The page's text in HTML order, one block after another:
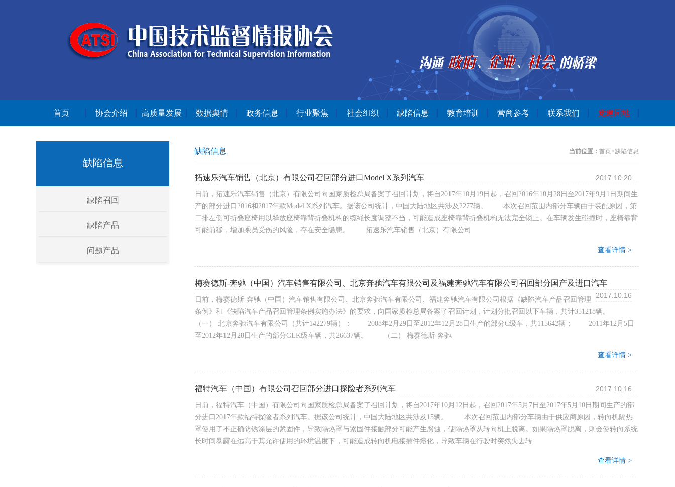
首页 协会介绍 高质量发展 数据舆情 政务信息 行业聚焦 社会组织 缺陷信息 教育培训 营商参考 联系我们 党建园地
缺陷信息
缺陷召回
缺陷产品
问题产品
缺陷信息 当前位置： 首页>缺陷信息
拓速乐汽车销售（北京）有限公司召回部分进口Model X系列汽车 2017.10.20
日前，拓速乐汽车销售（北京）有限公司向国家质检总局备案了召回计划，将自2017年10月19日起，召回2016年10月28日至2017年9月1日期间生
产的部分进口2016和2017年款Model X系列汽车。据该公司统计，中国大陆地区共涉及2277辆。 本次召回范围内部分车辆由于装配原因，第
二排左侧可折叠座椅用以释放座椅靠背折叠机构的缆绳长度调整不当，可能造成座椅靠背折叠机构无法完全锁止。在车辆发生碰撞时，座椅靠背
可能前移，增加乘员受伤的风险，存在安全隐患。 拓速乐汽车销售（北京）有限公司
查看详情 >
梅赛德斯-奔驰（中国）汽车销售有限公司、北京奔驰汽车有限公司及福建奔驰汽车有限公司召回部分国产及进口汽车
2017.10.16
日前，梅赛德斯-奔驰（中国）汽车销售有限公司、北京奔驰汽车有限公司、福建奔驰汽车有限公司根据《缺陷汽车产品召回管理
条例》和《缺陷汽车产品召回管理条例实施办法》的要求，向国家质检总局备案了召回计划，计划分批召回以下车辆，共计351218辆。
（一） 北京奔驰汽车有限公司（共计142279辆）： 2008年2月29日至2012年12月28日生产的部分C级车，共115642辆； 2011年12月5日
至2012年12月28日生产的部分GLK级车辆，共26637辆。 （二） 梅赛德斯-奔驰
查看详情 >
福特汽车（中国）有限公司召回部分进口探险者系列汽车 2017.10.16
日前，福特汽车（中国）有限公司向国家质检总局备案了召回计划，将自2017年10月12日起，召回2017年5月7日至2017年5月10日期间生产的部
分进口2017年款福特探险者系列汽车。据该公司统计，中国大陆地区共涉及15辆。 本次召回范围内部分车辆由于供应商原因，转向机隔热
罩使用了不正确防锈涂层的紧固件，导致隔热罩与紧固件接触部分可能产生腐蚀，使隔热罩从转向机上脱离。如果隔热罩脱离，则会使转向系统
长时间暴露在远高于其允许使用的环境温度下，可能造成转向机电接插件熔化，导致车辆在行驶时突然失去转
查看详情 >